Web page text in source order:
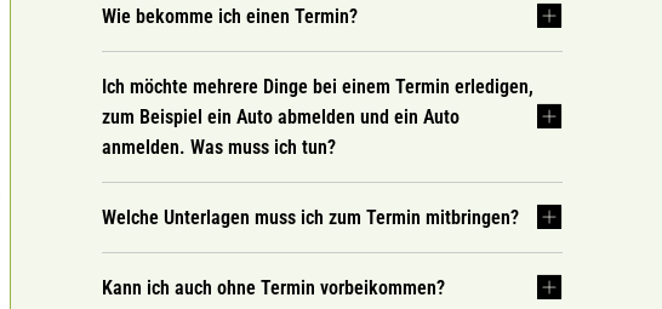
Wie bekomme ich einen Termin?
Ich möchte mehrere Dinge bei einem Termin erledigen,
zum Beispiel ein Auto abmelden und ein Auto
anmelden. Was muss ich tun?
Welche Unterlagen muss ich zum Termin mitbringen?
Kann ich auch ohne Termin vorbeikommen?